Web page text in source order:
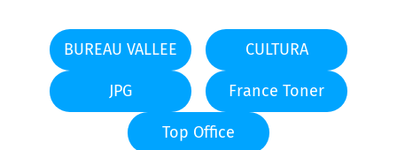
BUREAU VALLEE CULTURA
JPG France Toner
Top Office